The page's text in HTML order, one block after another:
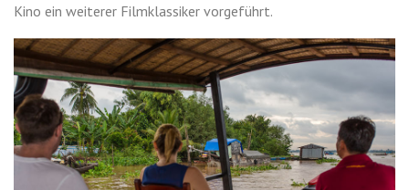
Kino ein weiterer Filmklassiker vorgeführt.